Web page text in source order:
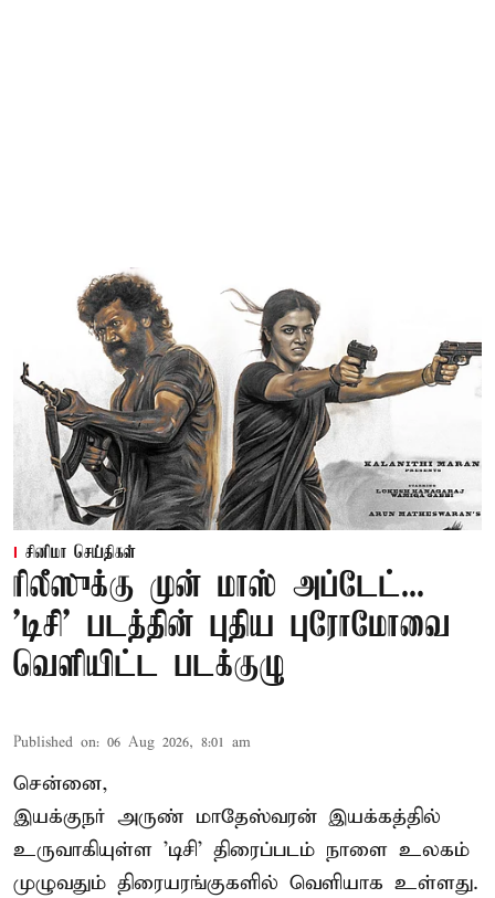
சினிமா செய்திகள்
ரிலீஸுக்கு முன் மாஸ் அப்டேட்...
'டிசி' படத்தின் புதிய புரோமோவை
வெளியிட்ட படக்குழு
Published on: 06 Aug 2026, 8:01 am
சென்னை,
இயக்குநர் அருண் மாதேஸ்வரன் இயக்கத்தில்
உருவாகியுள்ள 'டிசி' திரைப்படம் நாளை உலகம்
முழுவதும் திரையரங்குகளில் வெளியாக உள்ளது.